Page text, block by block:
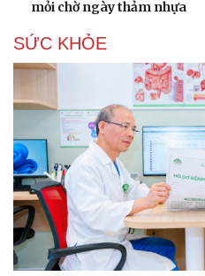
Du lịch
Tư vấn
Săn Tour
mỏi chờ ngày thảm nhựa
SỨC KHỎE